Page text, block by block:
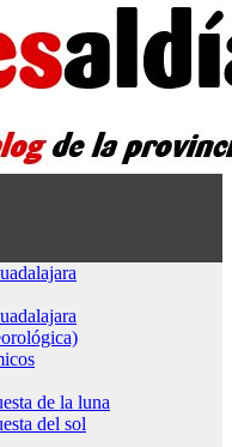
de la luna
del sol